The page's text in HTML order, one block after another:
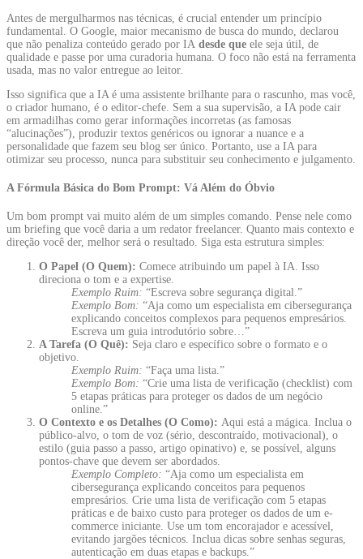
Antes de mergulharmos nas técnicas, é crucial entender um princípio
fundamental. O Google, maior mecanismo de busca do mundo, declarou
que não penaliza conteúdo gerado por IA desde que ele seja útil, de
qualidade e passe por uma curadoria humana. O foco não está na ferramenta
usada, mas no valor entregue ao leitor.
Isso significa que a IA é uma assistente brilhante para o rascunho, mas você,
o criador humano, é o editor-chefe. Sem a sua supervisão, a IA pode cair
em armadilhas como gerar informações incorretas (as famosas
“alucinações”), produzir textos genéricos ou ignorar a nuance e a
personalidade que fazem seu blog ser único. Portanto, use a IA para
otimizar seu processo, nunca para substituir seu conhecimento e julgamento.
A Fórmula Básica do Bom Prompt: Vá Além do Óbvio
Um bom prompt vai muito além de um simples comando. Pense nele como
um briefing que você daria a um redator freelancer. Quanto mais contexto e
direção você der, melhor será o resultado. Siga esta estrutura simples:
O Papel (O Quem): Comece atribuindo um papel à IA. Isso
direciona o tom e a expertise.
Exemplo Ruim: “Escreva sobre segurança digital.”
Exemplo Bom: “Aja como um especialista em cibersegurança
explicando conceitos complexos para pequenos empresários.
Escreva um guia introdutório sobre…”
A Tarefa (O Quê): Seja claro e específico sobre o formato e o
objetivo.
Exemplo Ruim: “Faça uma lista.”
Exemplo Bom: “Crie uma lista de verificação (checklist) com
5 etapas práticas para proteger os dados de um negócio
online.”
O Contexto e os Detalhes (O Como): Aqui está a mágica. Inclua o
público-alvo, o tom de voz (sério, descontraído, motivacional), o
estilo (guia passo a passo, artigo opinativo) e, se possível, alguns
pontos-chave que devem ser abordados.
Exemplo Completo: “Aja como um especialista em
cibersegurança explicando conceitos para pequenos
empresários. Crie uma lista de verificação com 5 etapas
práticas e de baixo custo para proteger os dados de um e-
commerce iniciante. Use um tom encorajador e acessível,
evitando jargões técnicos. Inclua dicas sobre senhas seguras,
autenticação em duas etapas e backups.”